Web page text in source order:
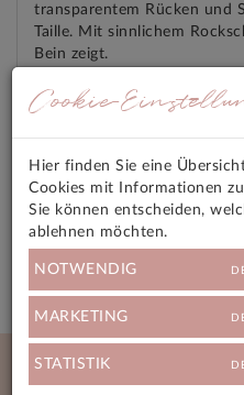
transparentem Rücken und
Taille. Mit sinnlichem
Bein zeigt.
Größe 36/38
Farbe White one
Angebotsmerkmale
Versandkosten
Neue
Cookie-
Hier finden Sie eine
Cookies mit Informationen
Sie können entscheiden,
ablehnen möchten.
NOTWENDIG
MARKETING
STATISTIK